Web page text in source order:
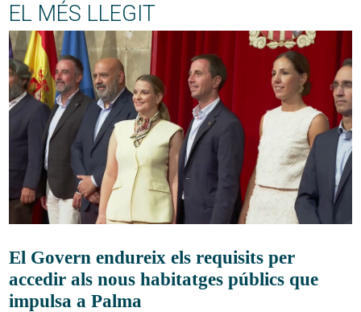
EL MÉS LLEGIT
El Govern endureix els requisits per
accedir als nous habitatges públics que
impulsa a Palma